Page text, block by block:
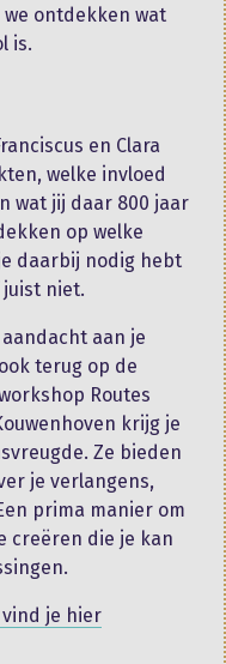
we ontdekken wat
is.
en Clara
welke invloed
wat jij daar 800 jaar
op welke
daarbij nodig hebt
juist niet.
aan je
terug op de
Routes
krijg je
Ze bieden
je verlangens,
prima manier om
creëren die je kan
je hier